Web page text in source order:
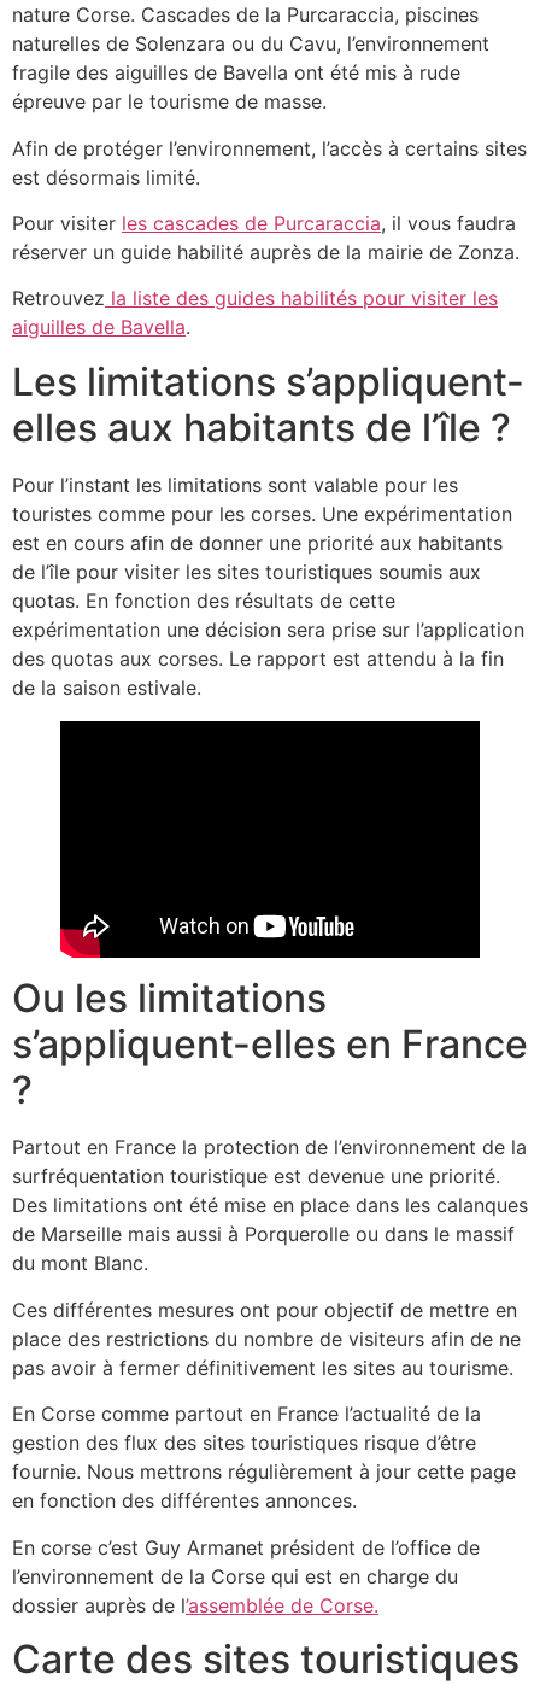
nature Corse. Cascades de la Purcaraccia, piscines
naturelles de Solenzara ou du Cavu, l’environnement
fragile des aiguilles de Bavella ont été mis à rude
épreuve par le tourisme de masse.
Afin de protéger l’environnement, l’accès à certains sites
est désormais limité.
Pour visiter les cascades de Purcaraccia, il vous faudra
réserver un guide habilité auprès de la mairie de Zonza.
Retrouvez la liste des guides habilités pour visiter les
aiguilles de Bavella.
Les limitations s’appliquent-
elles aux habitants de l’île ?
Pour l’instant les limitations sont valable pour les
touristes comme pour les corses. Une expérimentation
est en cours afin de donner une priorité aux habitants
de l’île pour visiter les sites touristiques soumis aux
quotas. En fonction des résultats de cette
expérimentation une décision sera prise sur l’application
des quotas aux corses. Le rapport est attendu à la fin
de la saison estivale.
Ou les limitations
s’appliquent-elles en France
?
Partout en France la protection de l’environnement de la
surfréquentation touristique est devenue une priorité.
Des limitations ont été mise en place dans les calanques
de Marseille mais aussi à Porquerolle ou dans le massif
du mont Blanc.
Ces différentes mesures ont pour objectif de mettre en
place des restrictions du nombre de visiteurs afin de ne
pas avoir à fermer définitivement les sites au tourisme.
En Corse comme partout en France l’actualité de la
gestion des flux des sites touristiques risque d’être
fournie. Nous mettrons régulièrement à jour cette page
en fonction des différentes annonces.
En corse c’est Guy Armanet président de l’office de
l’environnement de la Corse qui est en charge du
dossier auprès de l’assemblée de Corse.
Carte des sites touristiques